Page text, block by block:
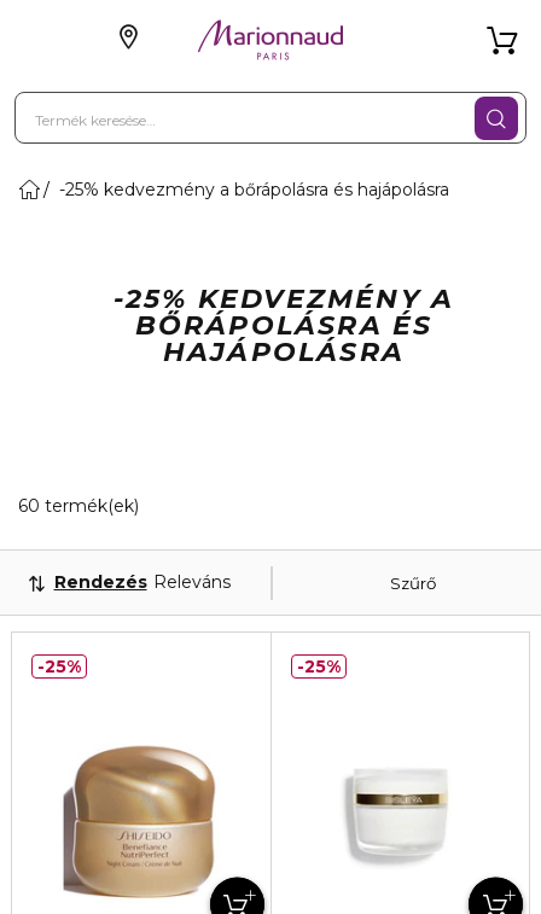
-25% kedvezmény a bőrápolásra és hajápolásra
-25% KEDVEZMÉNY A
BŐRÁPOLÁSRA ÉS
HAJÁPOLÁSRA
60 termék(ek)
Szűrő
Rendezés Releváns
25% 25%